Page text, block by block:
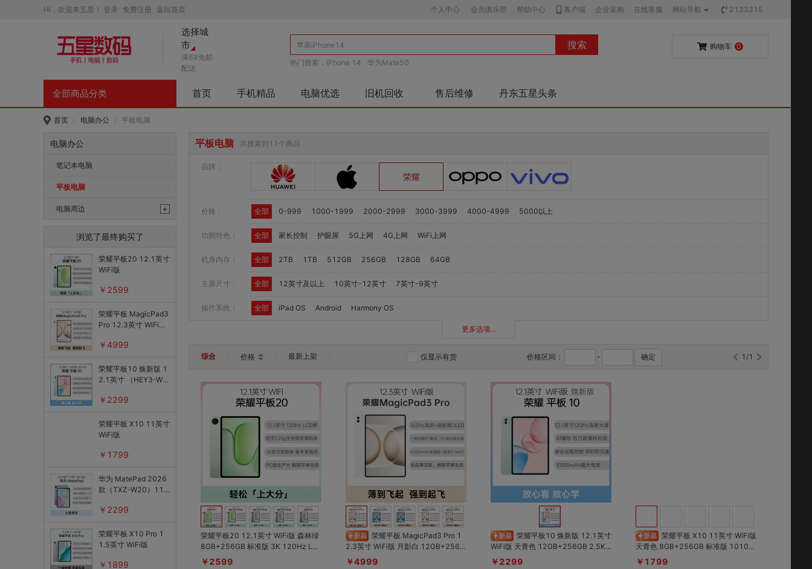
Hi，欢迎来五星！ 登录 免费注册 返回首页 个人中心 会员俱乐部 帮助中心 客户端 企业采购 在线客服 网站导航 2133315
选择城
市
满69免邮
配送
搜索
热门搜索： iPhone 14 华为Mate50
购物车 0
全部商品分类 首页 手机精品 电脑优选 旧机回收 售后维修 丹东五星头条
首页 / 电脑办公 / 平板电脑
电脑办公
笔记本电脑
平板电脑
电脑周边 +
组装机配件
办公设备
浏览了最终购买了
荣耀平板20 12.1英寸
WiFi版
￥2599
荣耀平板 MagicPad3
Pro 12.3英寸 WiFi版
￥4999
荣耀平板10 焕新版 1
2.1英寸 （HEY3-W0
￥2299
荣耀平板 X10 11英寸
WiFi版
￥1799
华为 MatePad 2026
款（TXZ-W20）11.
￥2299
荣耀平板 X10 Pro 1
1.5英寸 WiFi版
￥1899
平板电脑 共搜索到11个商品
品牌：
荣耀
价格： 全部 0-999 1000-1999 2000-2999 3000-3999 4000-4999 5000以上
功能特色： 全部 家长控制 护眼屏 5G上网 4G上网 WiFi上网
机身内存： 全部 2TB 1TB 512GB 256GB 128GB 64GB
主屏尺寸： 全部 12英寸及以上 10英寸-12英寸 7英寸-9英寸
操作系统： 全部 iPad OS Android Harmony OS
更多选项...
综合 价格 最新上架 仅显示有货 价格区间： - 确定 1/1
荣耀平板20 12.1英寸 WiFi版 森林绿
8GB+256GB 标准版 3K 120Hz LC
D屏；10100mAh大电池长续航；AI
￥2599
2.3英寸 WiFi版 月影白 12GB+256G
B 标准版 薄到飞起 强到起飞；4.8mm
￥4999
WiFi版 天青色 12GB+256GB 2.5K
高清高刷大屏；10100mAh轻薄大电
￥2299
天青色 8GB+256GB 标准版 10100
mAh巨量电池，全天会议、网课、观
￥1799